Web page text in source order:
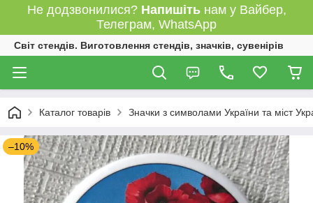
Не додзвонилися? Напишітьнам у Вайбер,
Телеграм, WhatsApp
Світ стендів. Виготовлення стендів, значків, сувенірів
Каталог товарів Значки з символами України та міст
–10%